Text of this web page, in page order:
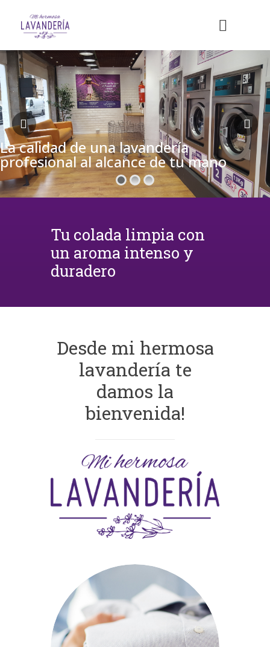
La calidad de una lavandería
profesional al alcance de tu mano
Tu colada limpia con
un aroma intenso y
duradero
Desde mi hermosa
lavandería te
damos la
bienvenida!